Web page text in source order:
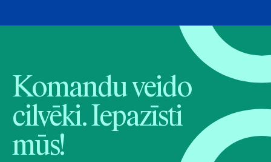
Komandu veido
cilvēki. Iepazīsti
mūs!